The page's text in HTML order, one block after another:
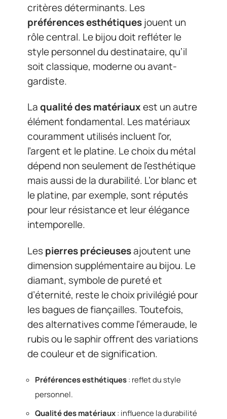
critères déterminants. Les
préférences esthétiques jouent un
rôle central. Le bijou doit refléter le
style personnel du destinataire, qu’il
soit classique, moderne ou avant-
gardiste.
Laqualité des matériauxest un autre
élément fondamental. Les matériaux
couramment utilisés incluent l’or,
l’argent et le platine. Le choix du métal
dépend non seulement de l’esthétique
mais aussi de la durabilité. L’or blanc et
le platine, par exemple, sont réputés
pour leur résistance et leur élégance
intemporelle.
Lespierres précieusesajoutent une
dimension supplémentaire au bijou. Le
diamant, symbole de pureté et
d’éternité, reste le choix privilégié pour
les bagues de fiançailles. Toutefois,
des alternatives comme l’émeraude, le
rubis ou le saphir offrent des variations
de couleur et de signification.
Préférences esthétiques: reflet du style
personnel.
Qualité des matériaux: influence la durabilité